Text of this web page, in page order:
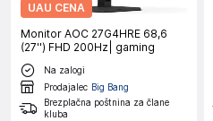
UAU CENA
Monitor AOC 27G4HRE 68,6
(27'') FHD 200Hz| gaming
Na zalogi
Prodajalec Big Bang
Brezplačna poštnina za člane
kluba